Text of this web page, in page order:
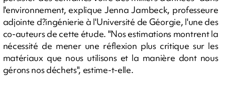
l'environnement, explique Jenna Jambeck, professeure
adjointe d?ingénierie à l'Université de Géorgie, l'une des
co-auteurs de cette étude. "Nos estimations montrent la
nécessité de mener une réflexion plus critique sur les
matériaux que nous utilisons et la manière dont nous
gérons nos déchets", estime-t-elle.